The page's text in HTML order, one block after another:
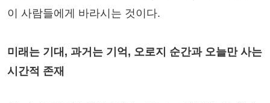
이 사람들에게 바라시는 것이다.
미래는 기대, 과거는 기억, 오로지 순간과 오늘만 사는
시간적 존재